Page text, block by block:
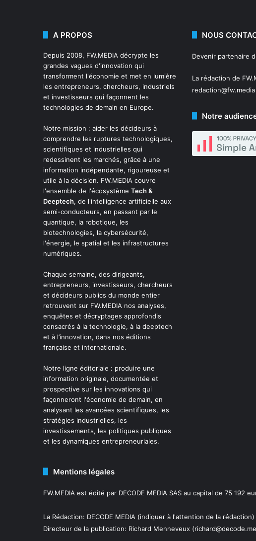
A PROPOS
Depuis 2008, FW.MEDIA décrypte les
grandes vagues d'innovation qui
transforment l'économie et met en lumière
les entrepreneurs, chercheurs, industriels
et investisseurs qui façonnent les
technologies de demain en Europe.
Notre mission : aider les décideurs à
comprendre les ruptures technologiques,
scientifiques et industrielles qui
redessinent les marchés, grâce à une
information indépendante, rigoureuse et
utile à la décision. FW.MEDIA couvre
l'ensemble de l'écosystème Tech &
Deeptech, de l'intelligence artificielle aux
semi-conducteurs, en passant par le
quantique, la robotique, les
biotechnologies, la cybersécurité,
l'énergie, le spatial et les infrastructures
numériques.
Chaque semaine, des dirigeants,
entrepreneurs, investisseurs, chercheurs
et décideurs publics du monde entier
retrouvent sur FW.MEDIA nos analyses,
enquêtes et décryptages approfondis
consacrés à la technologie, à la deeptech
et à l’innovation, dans nos éditions
française et internationale.
Notre ligne éditoriale : produire une
information originale, documentée et
prospective sur les innovations qui
façonneront l'économie de demain, en
analysant les avancées scientifiques, les
stratégies industrielles, les
investissements, les politiques publiques
et les dynamiques entrepreneuriales.
NOUS
Devenir partenaire
La rédaction de
redaction@fw.media
Notre
Mentions légales
FW.MEDIA est édité par DECODE MEDIA SAS au capital de 75 192
La Rédaction: DECODE MEDIA (indiquer à l'attention de la
Directeur de la publication: Richard Menneveux